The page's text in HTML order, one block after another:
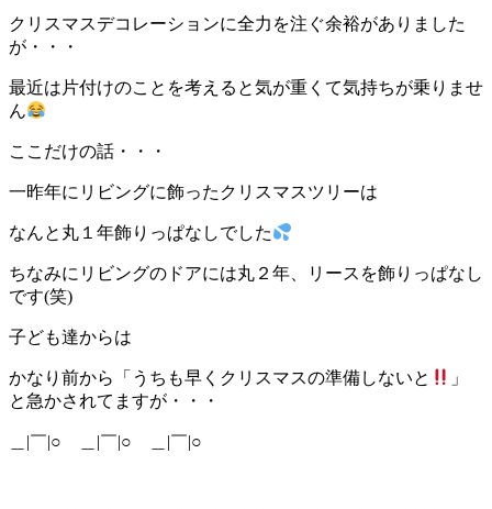
クリスマスデコレーションに全力を注ぐ余裕がありました
が・・・
最近は片付けのことを考えると気が重くて気持ちが乗りませ
ん
ここだけの話・・・
一昨年にリビングに飾ったクリスマスツリーは
なんと丸１年飾りっぱなしでした
ちなみにリビングのドアには丸２年、リースを飾りっぱなし
です(笑)
子ども達からは
かなり前から「うちも早くクリスマスの準備しないと
」
と急かされてますが・・・
＿|￣|○ ＿|￣|○ ＿|￣|○